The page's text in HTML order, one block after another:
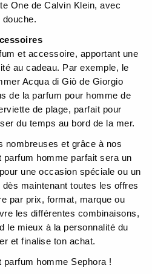
One de Calvin Klein, avec
et accessoire, apportant une
au cadeau. Par exemple, le
Acqua di Giò de Giorgio
de la parfum pour homme de
de plage, parfait pour
du temps au bord de la mer.
nombreuses et grâce à nos
homme parfait sera un
une occasion spéciale ou un
maintenant toutes les offres
par prix, format, marque ou
les différentes combinaisons,
le mieux à la personnalité du
et finalise ton achat.
homme Sephora !